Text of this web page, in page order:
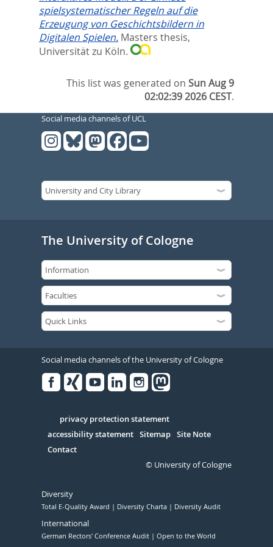
spielsystematischer Regeln auf die
Erzeugung von Geschichtsbildern in
Digitalen Spielen. Masters thesis,
Universität zu Köln.
This list was generated onSun Aug 9
02:02:39 2026 CEST.
Social media channels of UCL
The University of Cologne
Social media channels of the University of Cologne
Serivce
privacy protection statement
accessibility statement Sitemap Site Note
Contact
© University of Cologne
Diversity
Total E-Quality Award Diversity Charta Diversity Audit
International
German Rectors' Conference Audit Open to the World